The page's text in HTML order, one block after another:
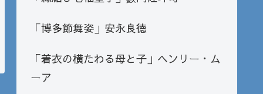
「博多節舞姿」安永良徳
「着衣の横たわる母と子」ヘンリー・ム
ーア